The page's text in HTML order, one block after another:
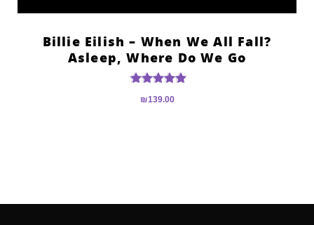
?Billie Eilish – When We All Fall
Asleep, Where Do We Go
5.00
₪139.00